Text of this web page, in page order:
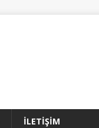
İLETİŞİM